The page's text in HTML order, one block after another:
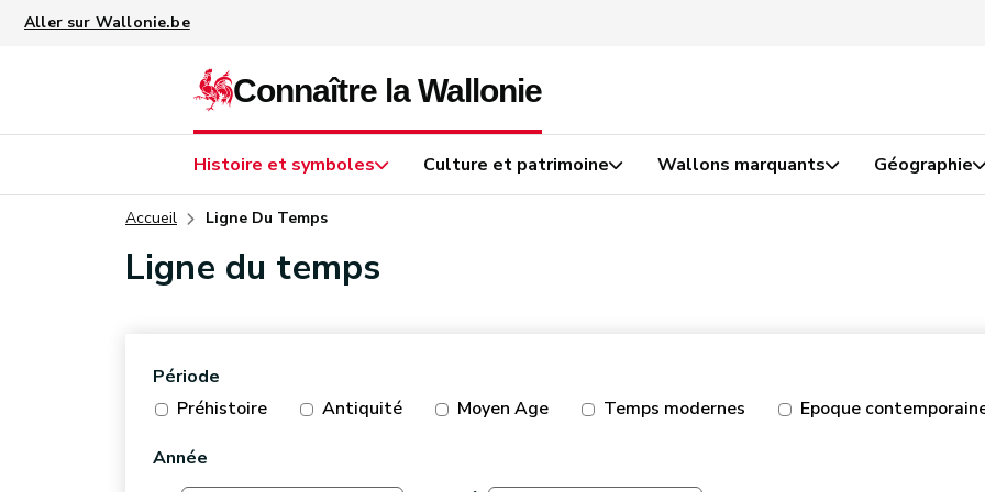
Histoire et symboles Culture et patrimoine Wallons marquants Géographie
Accueil Ligne Du Temps
Ligne du temps
Période
Préhistoire
Antiquité Moyen Age Temps modernes Epoque
Année